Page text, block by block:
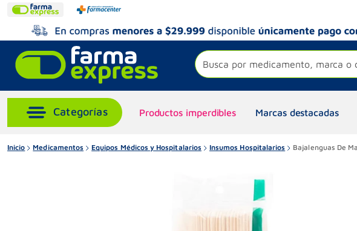
Busca por medicamento, marca o
Productos imperdibles Marcas destacadas
Inicio Medicamentos Equipos Médicos y Hospitalarios Insumos Hospitalarios Bajalenguas De